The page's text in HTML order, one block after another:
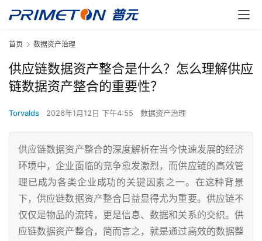
首页 数据资产治理
供应链数据资产整合是什么？怎么理解供应
链数据资产整合的重要性？
Torvalds 2026年1月12日 下午4:55 数据资产治理
供应链数据资产整合的深度解析在当今快速发展的经济
环境中，企业面临的竞争愈发激烈，而供应链的高效管
理已成为各类企业成功的关键因素之一。在这种背景
下，供应链数据资产整合日益显得尤为重要。供应链不
仅仅是物品的流转，更是信息、数据和关系的交织。供
应链数据资产整合，简而言之，就是通过高效的数据整